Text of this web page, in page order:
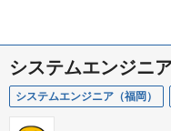
システムエンジニ
システムエンジニア（福岡）